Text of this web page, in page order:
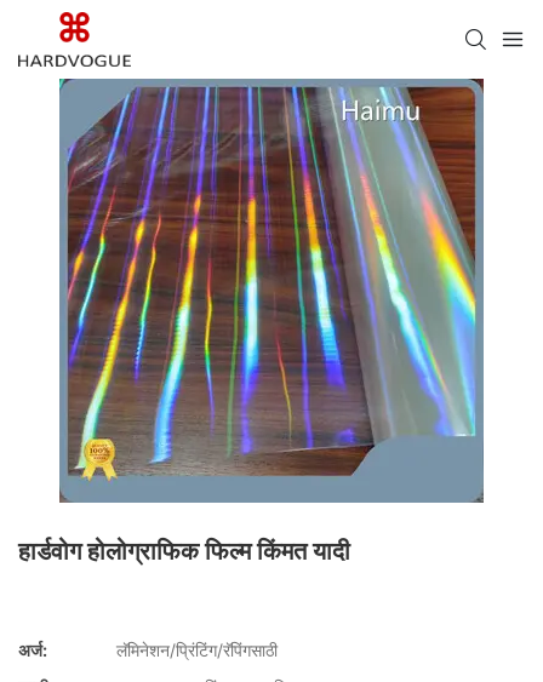
हार्डवोग होलोग्राफिक फिल्म किंमत यादी
अर्ज:
लॅमिनेशन/प्रिंटिंग/रॅपिंगसाठी